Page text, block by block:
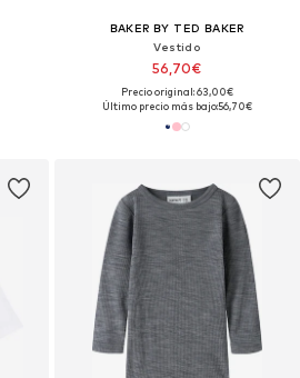
BAKER BY TED BAKER
Vestido
56,70€
Precio original: 63,00€
Último precio más bajo:56,70€